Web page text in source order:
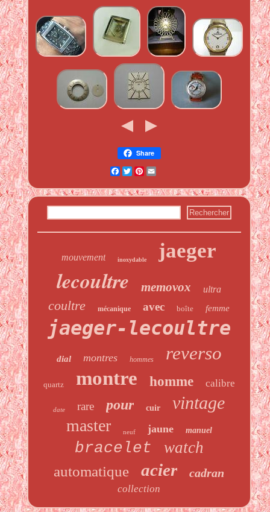
Share
Facebook
Twitter
Pinterest
Email
mouvement inoxydable jaeger
lecoultre memovox ultra
coultre mécanique avec boîte femme
jaeger-lecoultre
dial montres hommes reverso
quartz montre homme calibre
date rare pour cuir vintage
master neuf jaune manuel
bracelet watch
automatique acier cadran
collection